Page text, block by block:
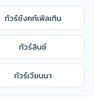
ทัวร์ซังคท์เพิลเทิน
ทัวร์ลินซ์
ทัวร์เวียนนา